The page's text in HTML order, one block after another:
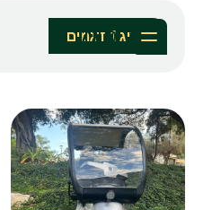
מציג 1 דגמים סינון